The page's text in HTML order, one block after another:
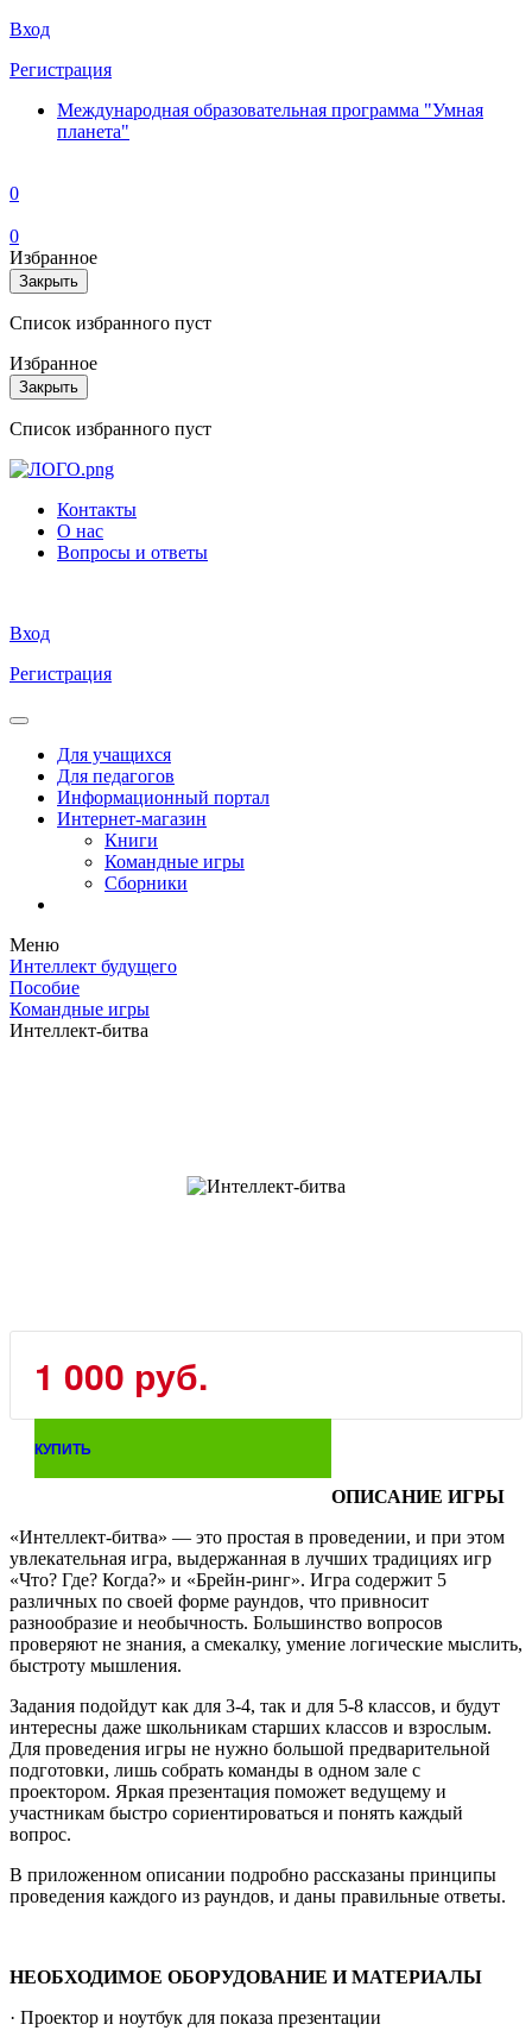
Вход
Регистрация
Международная образовательная программа "Умная
планета"
0
0
Избранное
Закрыть
Список избранного пуст
Избранное
Закрыть
Список избранного пуст
Контакты
О нас
Вопросы и ответы
Вход
Регистрация
Для учащихся
Для педагогов
Информационный портал
Интернет-магазин
Книги
Командные игры
Сборники
Меню
Интеллект будущего
Пособие
Командные игры
Интеллект-битва
1 000 руб.
КУПИТЬ
ОПИСАНИЕ ИГРЫ
«Интеллект-битва» — это простая в проведении, и при этом
увлекательная игра, выдержанная в лучших традициях игр
«Что? Где? Когда?» и «Брейн-ринг». Игра содержит 5
различных по своей форме раундов, что привносит
разнообразие и необычность. Большинство вопросов
проверяют не знания, а смекалку, умение логические мыслить,
быстроту мышления.
Задания подойдут как для 3-4, так и для 5-8 классов, и будут
интересны даже школьникам старших классов и взрослым.
Для проведения игры не нужно большой предварительной
подготовки, лишь собрать команды в одном зале с
проектором. Яркая презентация поможет ведущему и
участникам быстро сориентироваться и понять каждый
вопрос.
В приложенном описании подробно рассказаны принципы
проведения каждого из раундов, и даны правильные ответы.
НЕОБХОДИМОЕ ОБОРУДОВАНИЕ И МАТЕРИАЛЫ
· Проектор и ноутбук для показа презентации